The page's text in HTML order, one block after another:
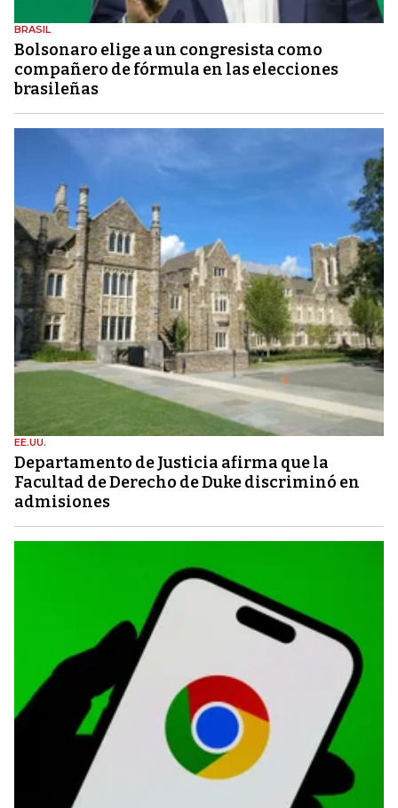
BRASIL
Bolsonaro elige a un congresista como
compañero de fórmula en las elecciones
brasileñas
EE.UU.
Departamento de Justicia afirma que la
Facultad de Derecho de Duke discriminó en
admisiones